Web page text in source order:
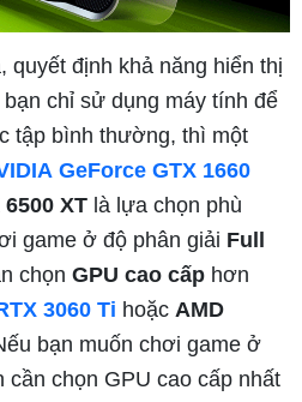
quyết định khả năng hiển thị
chỉ sử dụng máy tính để
tập bình thường, thì một
GeForce GTX 1660
XT là lựa chọn phù
game ở độ phân giải Full
chọn GPU cao cấp hơn
3060 Ti hoặc AMD
bạn muốn chơi game ở
cần chọn GPU cao cấp nhất